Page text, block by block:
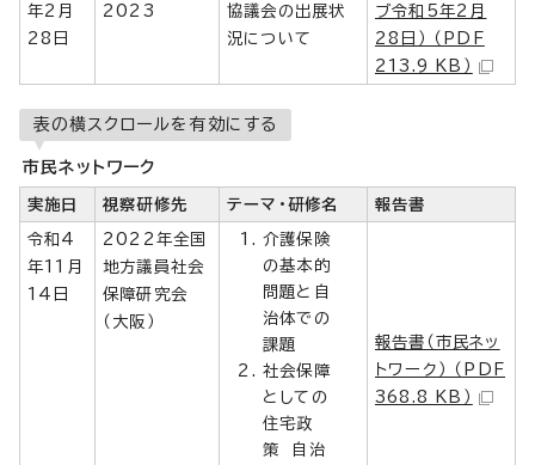
年2月
28日
2023
協議会の出展状
況について
ブ令和5年2月
28日） （PDF
213.9 KB）
表の横スクロールを有効にする
市民ネットワーク
実施日 視察研修先 テーマ・研修名 報告書
令和4
年11月
14日
2022年全国
地方議員社会
保障研究会
（大阪）
介護保険
の基本的
問題と自
治体での
課題
社会保障
としての
住宅政
策 自治
報告書（市民ネッ
トワーク） （PDF
368.8 KB）